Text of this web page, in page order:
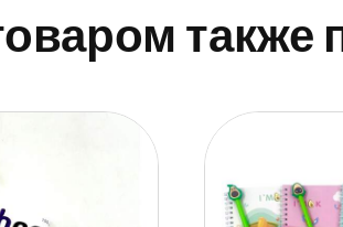
также